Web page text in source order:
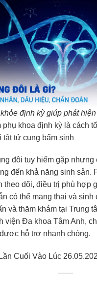
định kỳ giúp phát
phụ khoa định kỳ là cách
tật tử cung bẩm sinh
đôi tuy hiếm gặp
đến khả năng sinh sản.
theo dõi, điều trị phù hợp
có thể mang thai và
và thăm khám tại Trung
viện Đa khoa Tâm Anh,
hỗ trợ nhanh chóng.
Cuối Vào Lúc